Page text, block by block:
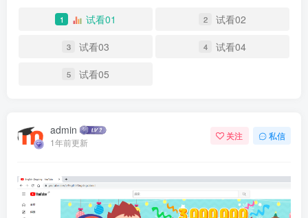
1 试看01 2 试看02
3 试看03 4 试看04
5 试看05
admin
1年前更新
关注 私信